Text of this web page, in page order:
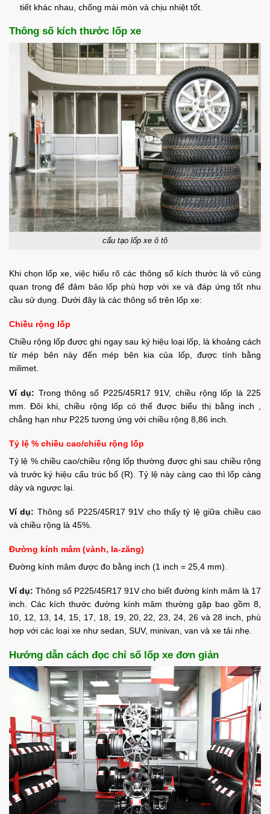
tiết khác nhau, chống mài mòn và chịu nhiệt tốt.
Thông số kích thước lốp xe
cấu tạo lốp xe ô tô
Khi chọn lốp xe, việc hiểu rõ các thông số kích thước là vô cùng
quan trọng để đảm bảo lốp phù hợp với xe và đáp ứng tốt nhu
cầu sử dụng. Dưới đây là các thông số trên lốp xe:
Chiều rộng lốp
Chiều rộng lốp được ghi ngay sau ký hiệu loại lốp, là khoảng cách
từ mép bên này đến mép bên kia của lốp, được tính bằng
milimet.
Ví dụ: Trong thông số P225/45R17 91V, chiều rộng lốp là 225
mm. Đôi khi, chiều rộng lốp có thể được biểu thị bằng inch ,
chẳng hạn như P225 tương ứng với chiều rộng 8,86 inch.
Tỷ lệ % chiều cao/chiều rộng lốp
Tỷ lệ % chiều cao/chiều rộng lốp thường được ghi sau chiều rộng
và trước ký hiệu cấu trúc bố (R). Tỷ lệ này càng cao thì lốp càng
dày và ngược lại.
Ví dụ: Thông số P225/45R17 91V cho thấy tỷ lệ giữa chiều cao
và chiều rộng là 45%.
Đường kính mâm (vành, la-zăng)
Đường kính mâm được đo bằng inch (1 inch = 25,4 mm).
Ví dụ: Thông số P225/45R17 91V cho biết đường kính mâm là 17
inch. Các kích thước đường kính mâm thường gặp bao gồm 8,
10, 12, 13, 14, 15, 17, 18, 19, 20, 22, 23, 24, 26 và 28 inch, phù
hợp với các loại xe như sedan, SUV, minivan, van và xe tải nhẹ.
Hướng dẫn cách đọc chỉ số lốp xe đơn giản